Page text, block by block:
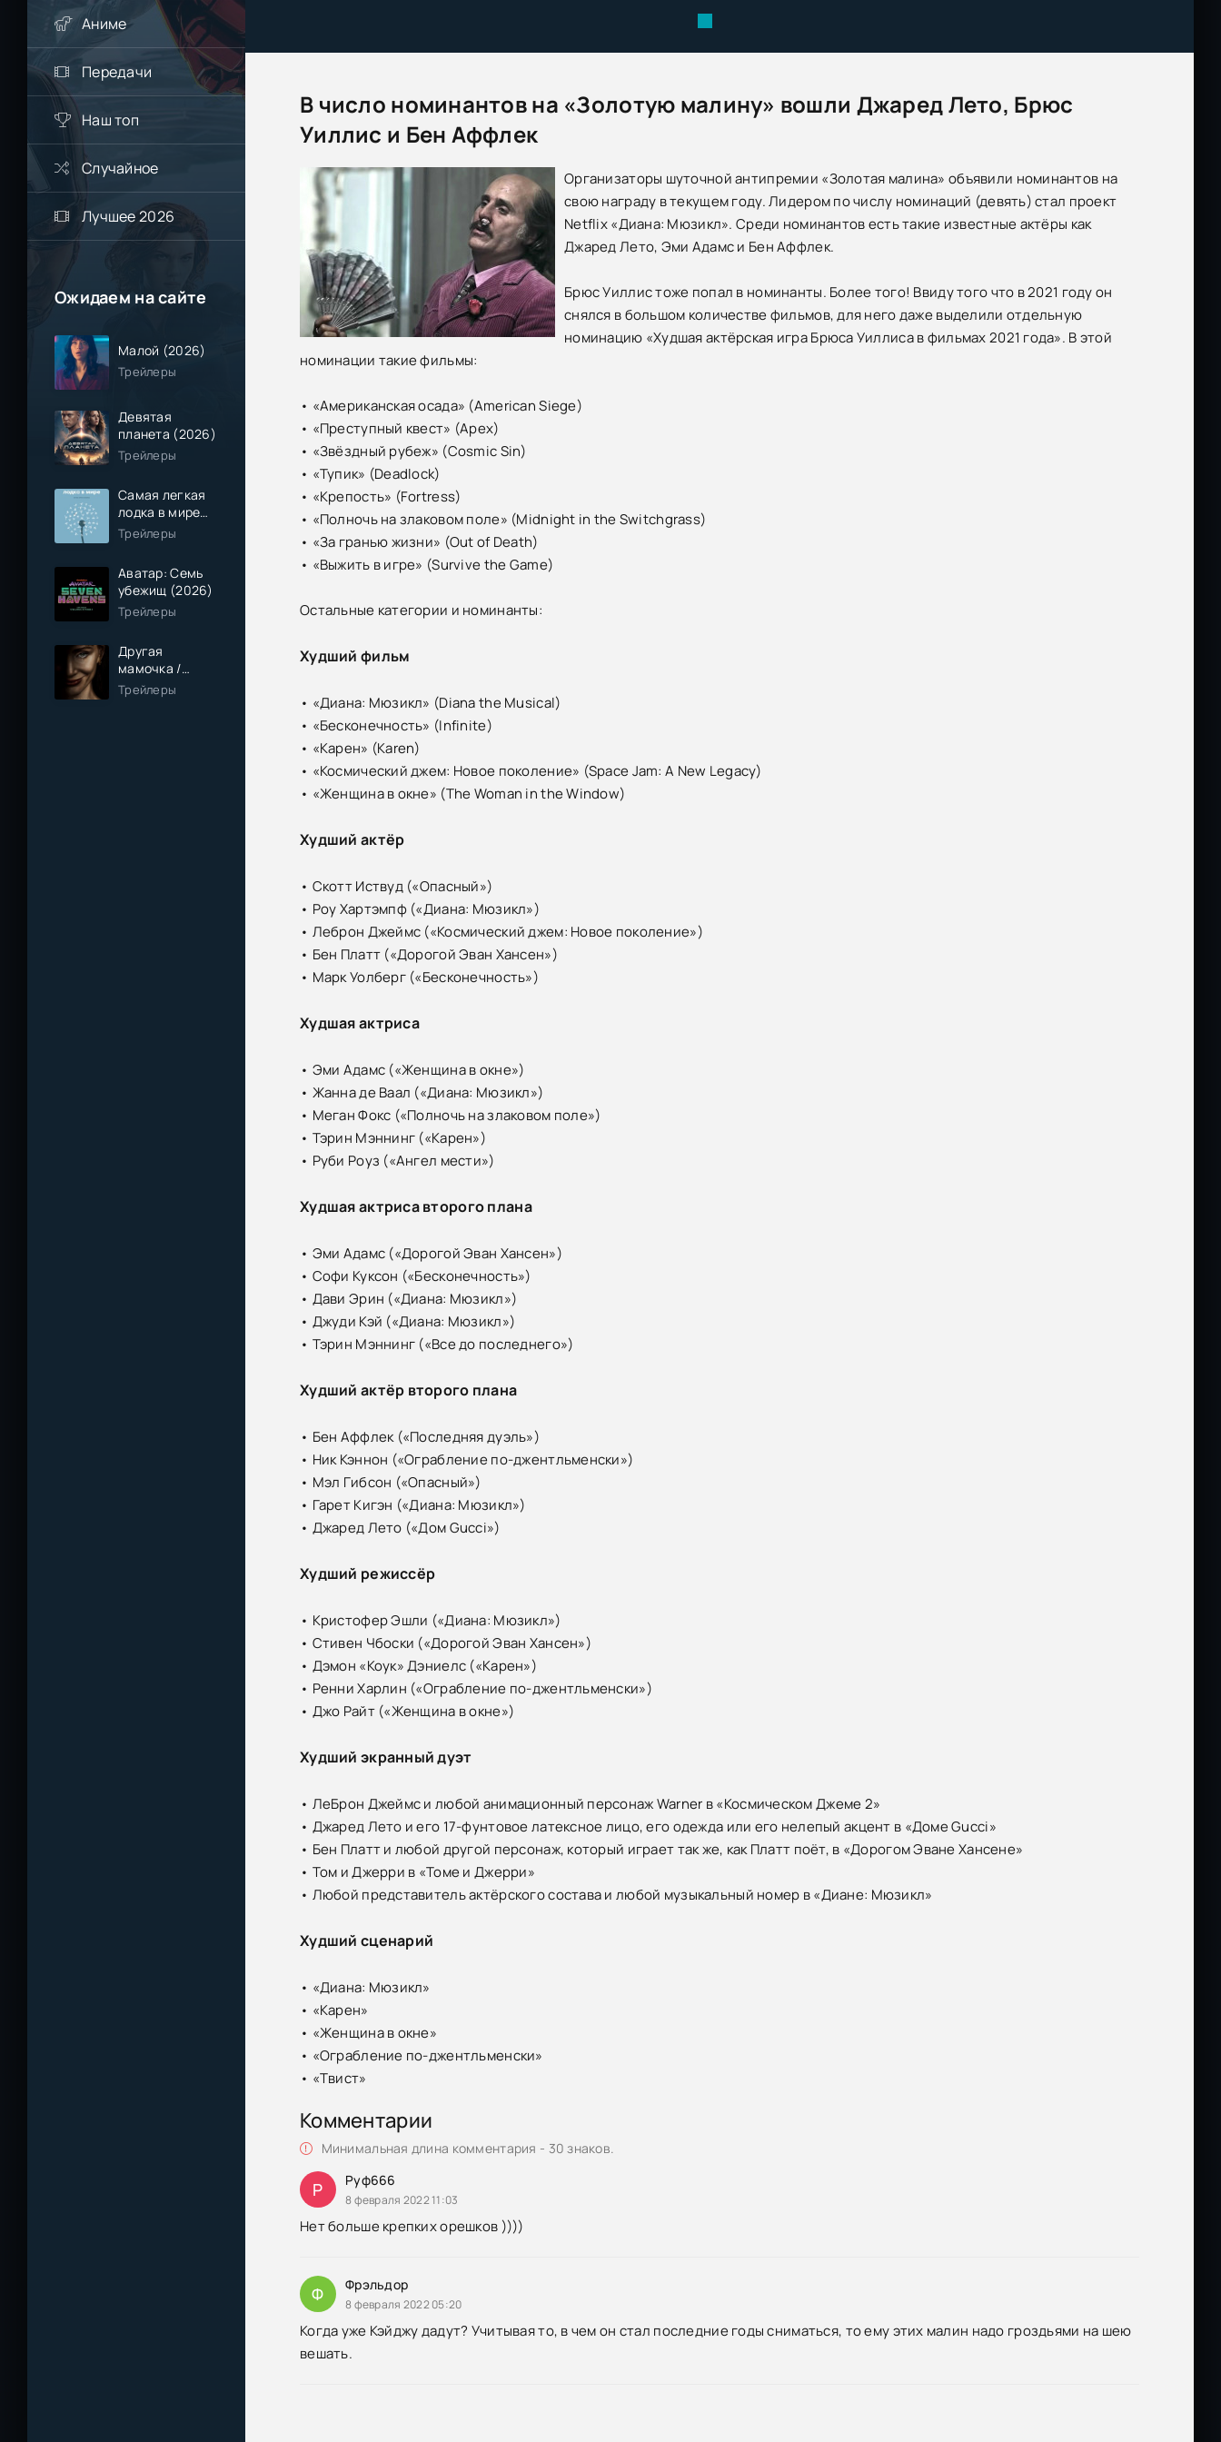
Аниме
Передачи
Наш топ
Случайное
Лучшее 2026
Ожидаем на сайте
Малой (2026)
Трейлеры
Девятая
планета (2026)
Трейлеры
Самая легкая
лодка в мире
(2026)
Трейлеры
Аватар: Семь
убежищ (2026)
Трейлеры
Другая
мамочка /
Чужая мама
(2026)
Трейлеры
В число номинантов на «Золотую малину» вошли Джаред Лето, Брюс
Уиллис и Бен Аффлек
Организаторы шуточной антипремии «Золотая малина» объявили номинантов на
свою награду в текущем году. Лидером по числу номинаций (девять) стал проект
Netflix «Диана: Мюзикл». Среди номинантов есть такие известные актёры как
Джаред Лето, Эми Адамс и Бен Аффлек.
Брюс Уиллис тоже попал в номинанты. Более того! Ввиду того что в 2021 году он
снялся в большом количестве фильмов, для него даже выделили отдельную
номинацию «Худшая актёрская игра Брюса Уиллиса в фильмах 2021 года». В этой
номинации такие фильмы:
• «Американская осада» (American Siege)
• «Преступный квест» (Apex)
• «Звёздный рубеж» (Cosmic Sin)
• «Тупик» (Deadlock)
• «Крепость» (Fortress)
• «Полночь на злаковом поле» (Midnight in the Switchgrass)
• «За гранью жизни» (Out of Death)
• «Выжить в игре» (Survive the Game)
Остальные категории и номинанты:
Худший фильм
• «Диана: Мюзикл» (Diana the Musical)
• «Бесконечность» (Infinite)
• «Карен» (Karen)
• «Космический джем: Новое поколение» (Space Jam: A New Legacy)
• «Женщина в окне» (The Woman in the Window)
Худший актёр
• Скотт Иствуд («Опасный»)
• Роу Хартэмпф («Диана: Мюзикл»)
• Леброн Джеймс («Космический джем: Новое поколение»)
• Бен Платт («Дорогой Эван Хансен»)
• Марк Уолберг («Бесконечность»)
Худшая актриса
• Эми Адамс («Женщина в окне»)
• Жанна де Ваал («Диана: Мюзикл»)
• Меган Фокс («Полночь на злаковом поле»)
• Тэрин Мэннинг («Карен»)
• Руби Роуз («Ангел мести»)
Худшая актриса второго плана
• Эми Адамс («Дорогой Эван Хансен»)
• Софи Куксон («Бесконечность»)
• Дави Эрин («Диана: Мюзикл»)
• Джуди Кэй («Диана: Мюзикл»)
• Тэрин Мэннинг («Все до последнего»)
Худший актёр второго плана
• Бен Аффлек («Последняя дуэль»)
• Ник Кэннон («Ограбление по-джентльменски»)
• Мэл Гибсон («Опасный»)
• Гарет Кигэн («Диана: Мюзикл»)
• Джаред Лето («Дом Gucci»)
Худший режиссёр
• Кристофер Эшли («Диана: Мюзикл»)
• Стивен Чбоски («Дорогой Эван Хансен»)
• Дэмон «Коук» Дэниелс («Карен»)
• Ренни Харлин («Ограбление по-джентльменски»)
• Джо Райт («Женщина в окне»)
Худший экранный дуэт
• ЛеБрон Джеймс и любой анимационный персонаж Warner в «Космическом Джеме 2»
• Джаред Лето и его 17-фунтовое латексное лицо, его одежда или его нелепый акцент в «Доме Gucci»
• Бен Платт и любой другой персонаж, который играет так же, как Платт поёт, в «Дорогом Эване Хансене»
• Том и Джерри в «Томе и Джерри»
• Любой представитель актёрского состава и любой музыкальный номер в «Диане: Мюзикл»
Худший сценарий
• «Диана: Мюзикл»
• «Карен»
• «Женщина в окне»
• «Ограбление по-джентльменски»
• «Твист»
Комментарии
Минимальная длина комментария - 30 знаков.
Р Руф666
8 февраля 2022 11:03
Нет больше крепких орешков ))))
Ф Фрэльдор
8 февраля 2022 05:20
Когда уже Кэйджу дадут? Учитывая то, в чем он стал последние годы сниматься, то ему этих малин надо гроздьями на шею
вешать.